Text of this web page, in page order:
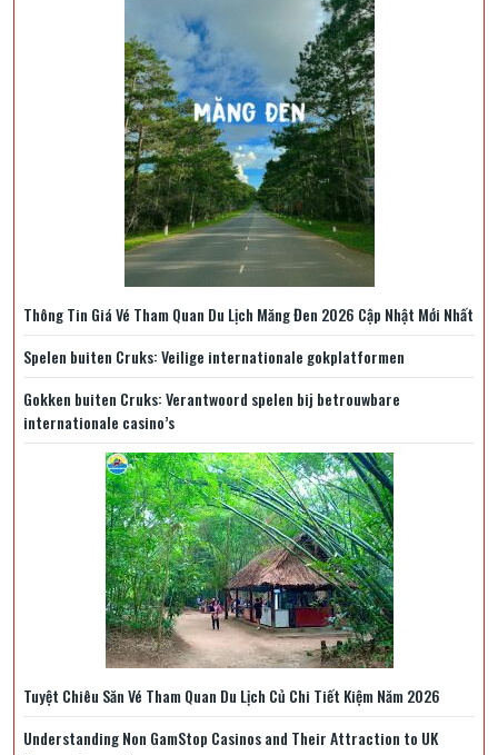
Thông Tin Giá Vé Tham Quan Du Lịch Măng Đen 2026 Cập Nhật Mới Nhất
Spelen buiten Cruks: Veilige internationale gokplatformen
Gokken buiten Cruks: Verantwoord spelen bij betrouwbare
internationale casino’s
Tuyệt Chiêu Săn Vé Tham Quan Du Lịch Củ Chi Tiết Kiệm Năm 2026
Understanding Non GamStop Casinos and Their Attraction to UK